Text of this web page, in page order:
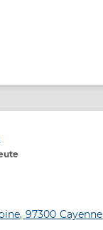
santé
97300 Cayenne